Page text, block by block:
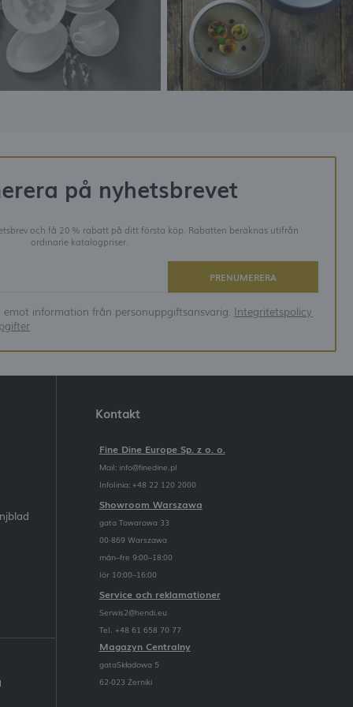
på nyhetsbrevet
och få 20 % rabatt på ditt första köp. Rabatten beräknas utifrån
ordinarie katalogpriser.
PRENUMERERA
information från personuppgiftsansvarig. Integritetspolicy
Kontakt
Fine Dine Europe Sp. z o. o.
Mail: info@finedine.pl
Infolinia: +48 22 120 2000
Showroom Warszawa
gata Towarowa 33
00-869 Warszawa
mån–fre 9:00–18:00
lör 10:00–16:00
Service och reklamationer
Serwis2@hendi.eu
Tel. +48 61 658 70 77
Magazyn Centralny
gataSkładowa 5
62-023 Żerniki